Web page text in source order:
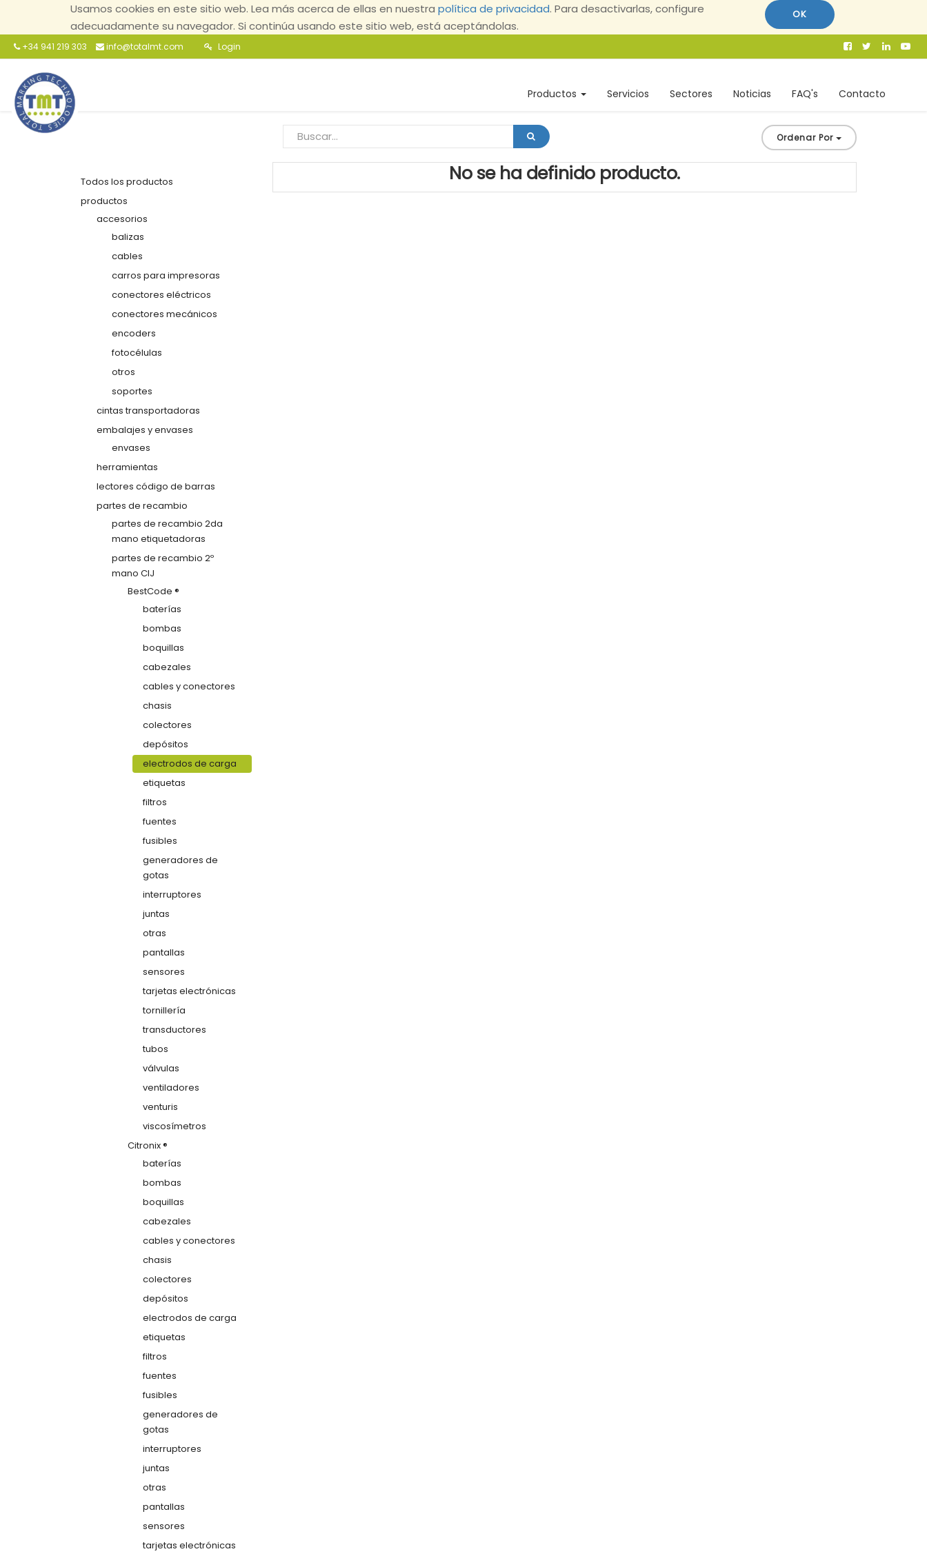
Usamos cookies en este sitio web. Lea más acerca de ellas en nuestra política de privacidad. Para desactivarlas, configure
adecuadamente su navegador. Si continúa usando este sitio web, está aceptándolas.
OK
+34 941 219 303 info@totalmt.com Login
Productos Servicios Sectores Noticias FAQ's Contacto
Ordenar Por
Todos los productos
productos
accesorios
balizas
cables
carros para impresoras
conectores eléctricos
conectores mecánicos
encoders
fotocélulas
otros
soportes
cintas transportadoras
embalajes y envases
envases
herramientas
lectores código de barras
partes de recambio
partes de recambio 2da
mano etiquetadoras
partes de recambio 2º
mano CIJ
BestCode ®
baterías
bombas
boquillas
cabezales
cables y conectores
chasis
colectores
depósitos
electrodos de carga
etiquetas
filtros
fuentes
fusibles
generadores de
gotas
interruptores
juntas
otras
pantallas
sensores
tarjetas electrónicas
tornillería
transductores
tubos
válvulas
ventiladores
venturis
viscosímetros
Citronix ®
baterías
bombas
boquillas
cabezales
cables y conectores
chasis
colectores
depósitos
electrodos de carga
etiquetas
filtros
fuentes
fusibles
generadores de
gotas
interruptores
juntas
otras
pantallas
sensores
tarjetas electrónicas
No se ha definido producto.